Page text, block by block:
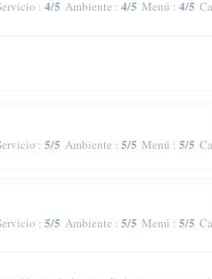
: 4/5 Ambiente : 4/5 Menú : 4/5
: 5/5 Ambiente : 5/5 Menú : 5/5
: 5/5 Ambiente : 5/5 Menú : 5/5